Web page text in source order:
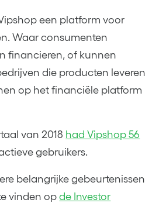
een platform voor
Waar consumenten
financieren, of kunnen
die producten leveren
op het financiële platform
van 2018 had Vipshop 56
gebruikers.
belangrijke gebeurtenissen
vinden opde Investor